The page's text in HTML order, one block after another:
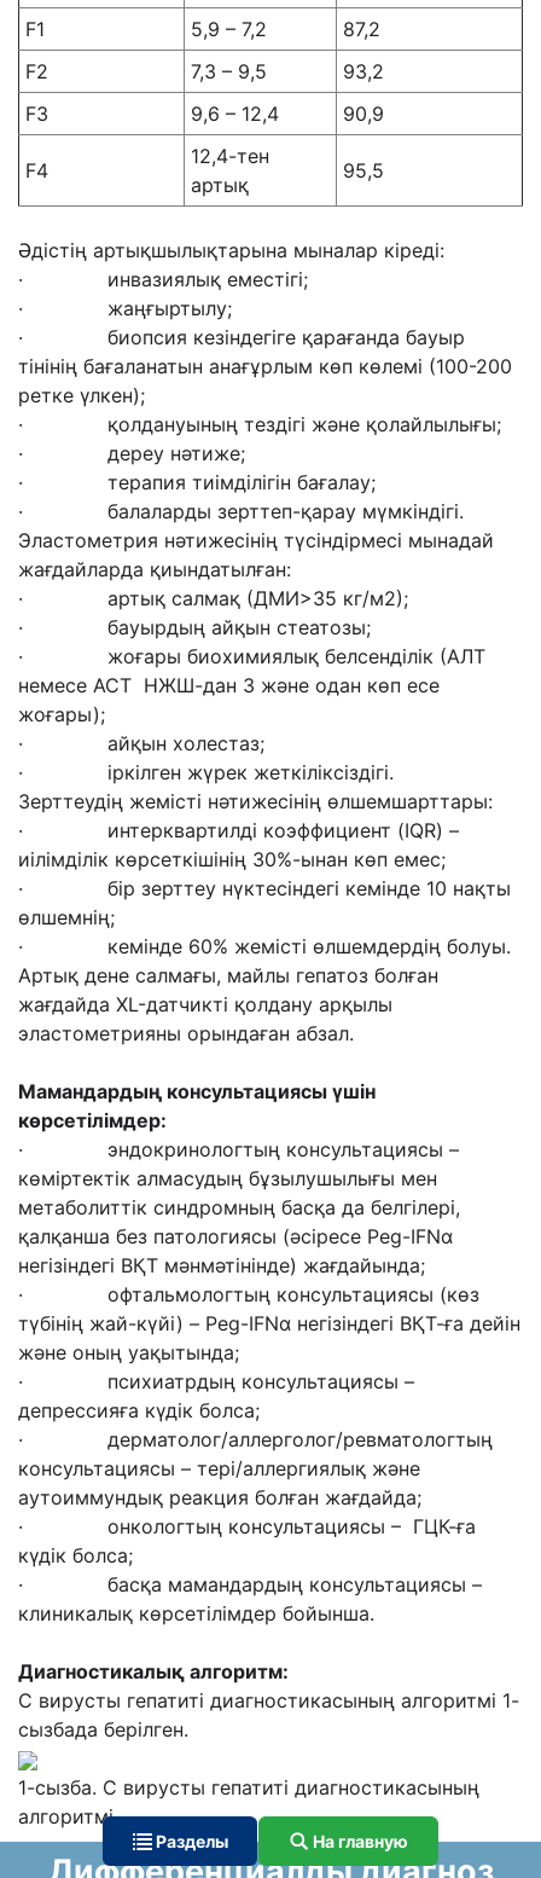
F1
5,9 – 7,2
87,2
F2
7,3 – 9,5
93,2
F3
9,6 – 12,4 90,9
F4
12,4-тен
артық
95,5
Әдістің артықшылықтарына мыналар кіреді:
· инвазиялық еместігі;
· жаңғыртылу;
· биопсия кезіндегіге қарағанда бауыр
тінінің бағаланатын анағұрлым көп көлемі (100-200
ретке үлкен);
· қолдануының тездігі және қолайлылығы;
· дереу нәтиже;
· терапия тиімділігін бағалау;
· балаларды зерттеп-қарау мүмкіндігі.
Эластометрия нәтижесінің түсіндірмесі мынадай
жағдайларда қиындатылған:
· артық салмақ (ДМИ>35 кг/м2);
· бауырдың айқын стеатозы;
· жоғары биохимиялық белсенділік (АЛТ
немесе АСТ НЖШ-дан 3 және одан көп есе
жоғары);
· айқын холестаз;
· іркілген жүрек жеткіліксіздігі.
Зерттеудің жемісті нәтижесінің өлшемшарттары:
· интерквартилді коэффициент (IQR) –
иілімділік көрсеткішінің 30%-ынан көп емес;
· бір зерттеу нүктесіндегі кемінде 10 нақты
өлшемнің;
· кемінде 60% жемісті өлшемдердің болуы.
Артық дене салмағы, майлы гепатоз болған
жағдайда XL-датчикті қолдану арқылы
эластометрияны орындаған абзал.
Мамандардың консультациясы үшін
көрсетілімдер:
· эндокринологтың консультациясы –
көміртектік алмасудың бұзылушылығы мен
метаболиттік синдромның басқа да белгілері,
қалқанша без патологиясы (әсіресе Peg-IFNα
негізіндегі ВҚТ мәнмәтінінде) жағдайында;
· офтальмологтың консультациясы (көз
түбінің жай-күйі) – Peg-IFNα негізіндегі ВҚТ-ға дейін
және оның уақытында;
· психиатрдың консультациясы –
депрессияға күдік болса;
· дерматолог/аллерголог/ревматологтың
консультациясы – тері/аллергиялық және
аутоиммундық реакция болған жағдайда;
· онкологтың консультациясы – ГЦК-ға
күдік болса;
· басқа мамандардың консультациясы –
клиникалық көрсетілімдер бойынша.
Диагностикалық алгоритм:
С вирусты гепатиті диагностикасының алгоритмі 1-
сызбада берілген.
1-сызба. С вирусты гепатиті диагностикасының
алгоритмі
Разделы На главную